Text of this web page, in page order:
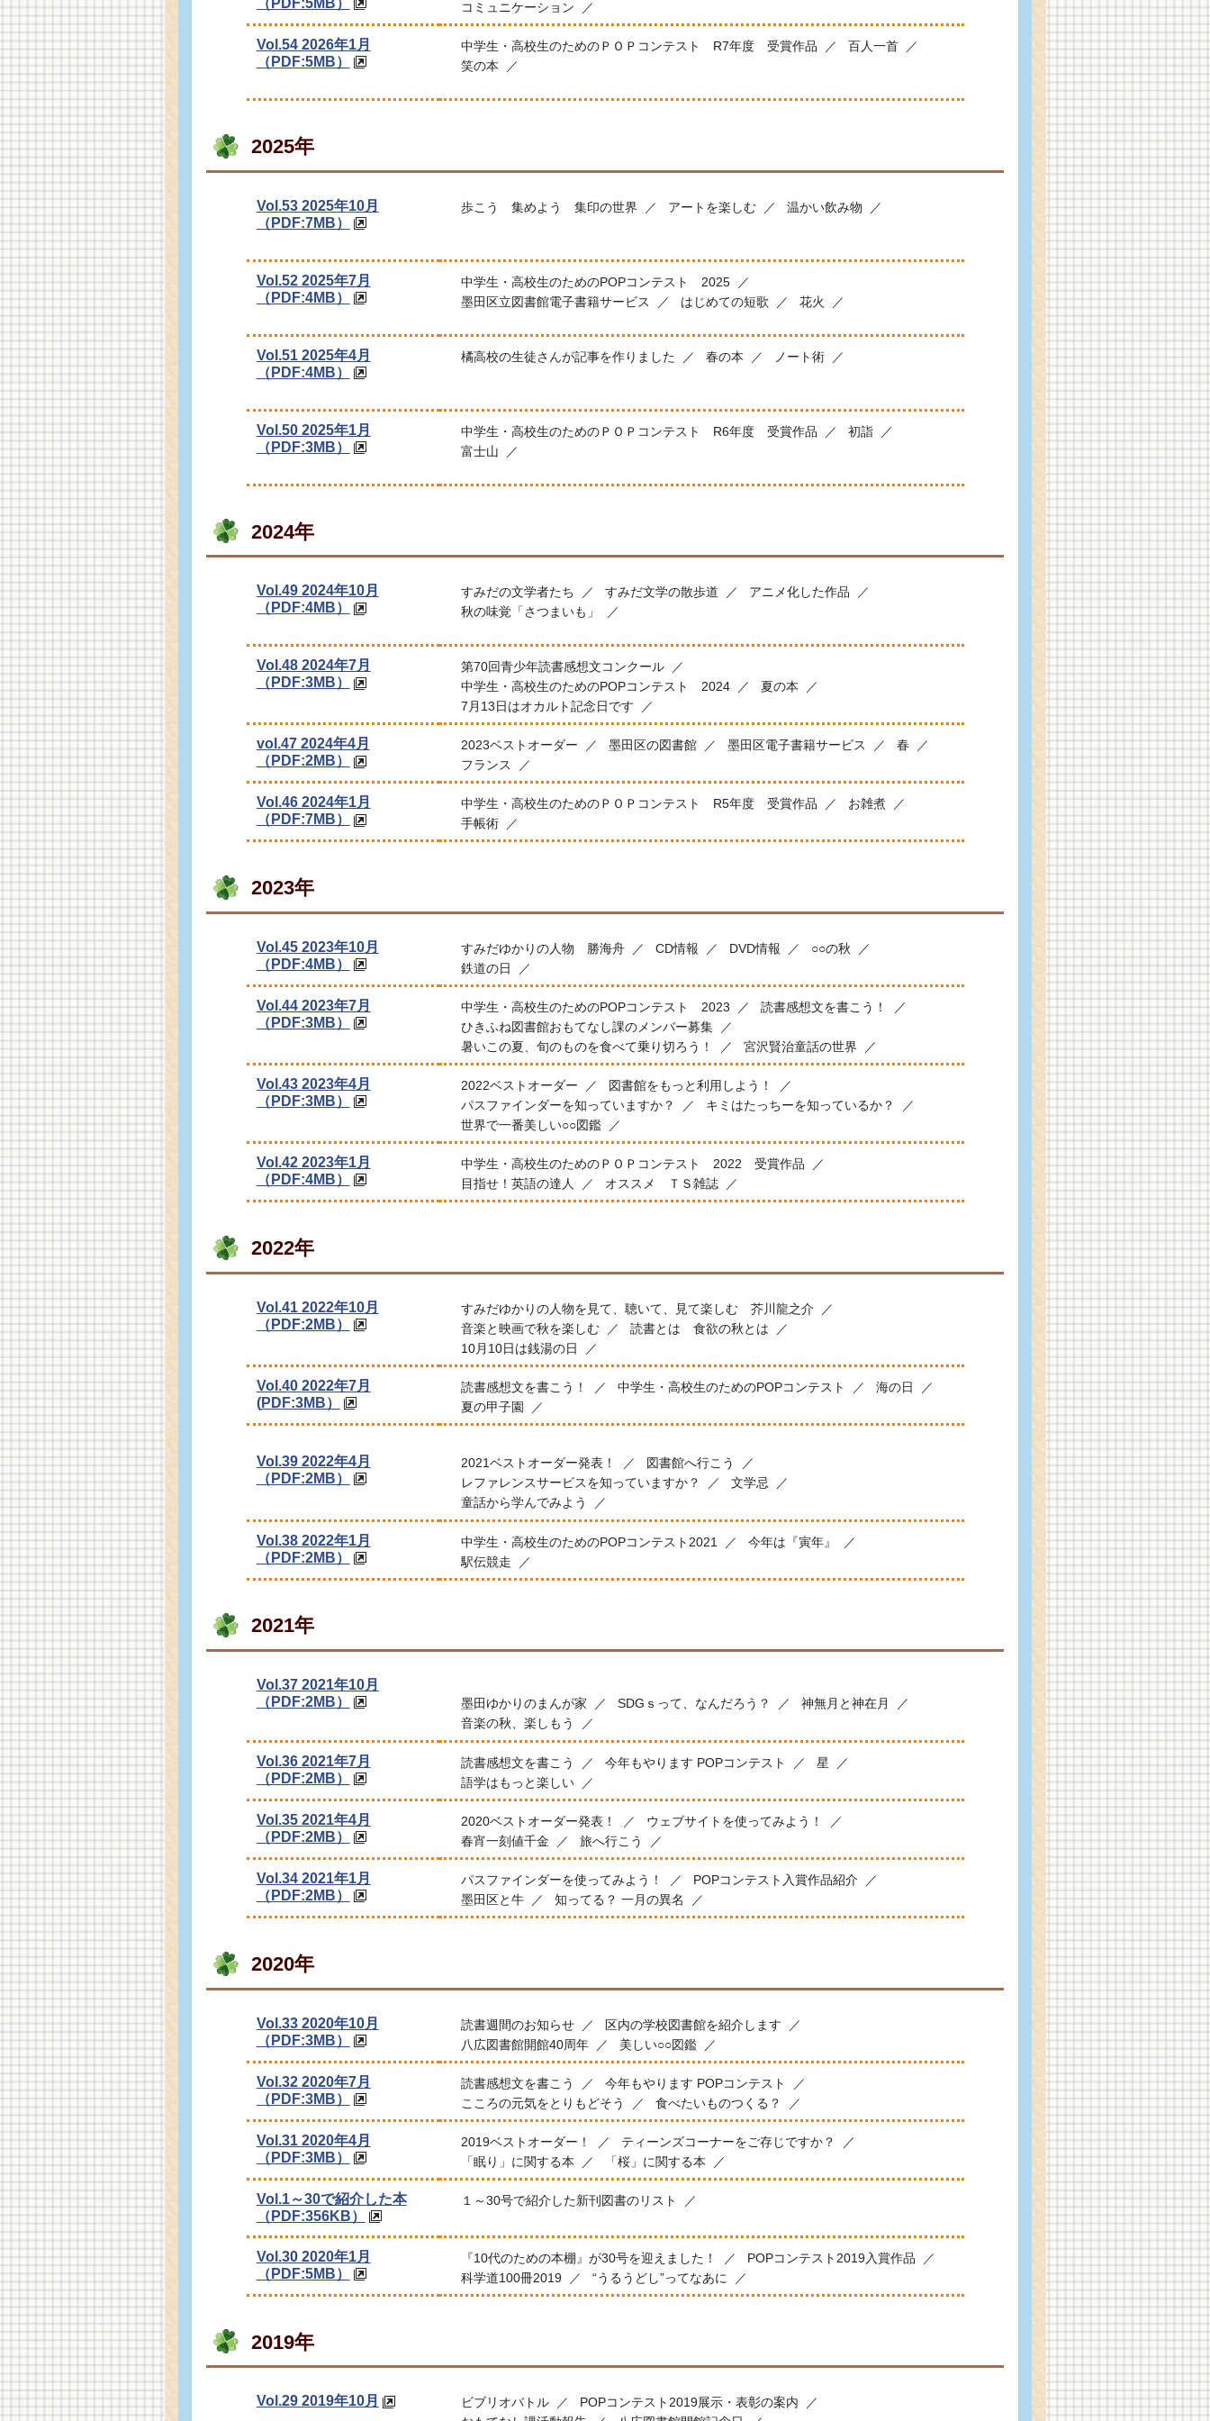
（PDF:5MB） コミュニケーション
Vol.54 2026年1月
（PDF:5MB）
中学生・高校生のためのＰＯＰコンテスト R7年度 受賞作品
百人一首
笑の本
2025年
Vol.53 2025年10月
（PDF:7MB）
歩こう 集めよう 集印の世界 アートを楽しむ 温かい飲み物
Vol.52 2025年7月
（PDF:4MB）
中学生・高校生のためのPOPコンテスト 2025
墨田区立図書館電子書籍サービス
はじめての短歌 花火
Vol.51 2025年4月
（PDF:4MB）
橘高校の生徒さんが記事を作りました 春の本 ノート術
Vol.50 2025年1月
（PDF:3MB）
中学生・高校生のためのＰＯＰコンテスト R6年度 受賞作品
初詣
富士山
2024年
Vol.49 2024年10月
（PDF:4MB）
すみだの文学者たち すみだ文学の散歩道
アニメ化した作品
秋の味覚「さつまいも」
Vol.48 2024年7月
（PDF:3MB）
第70回青少年読書感想文コンクール
中学生・高校生のためのPOPコンテスト 2024
夏の本
7月13日はオカルト記念日です
vol.47 2024年4月
（PDF:2MB）
2023ベストオーダー 墨田区の図書館 墨田区電子書籍サービス
春
フランス
Vol.46 2024年1月
（PDF:7MB）
中学生・高校生のためのＰＯＰコンテスト R5年度 受賞作品
お雑煮
手帳術
2023年
Vol.45 2023年10月
（PDF:4MB）
すみだゆかりの人物 勝海舟 CD情報 DVD情報
○○の秋
鉄道の日
Vol.44 2023年7月
（PDF:3MB）
中学生・高校生のためのPOPコンテスト 2023
読書感想文を書こう！
ひきふね図書館おもてなし課のメンバー募集
暑いこの夏、旬のものを食べて乗り切ろう！
宮沢賢治童話の世界
Vol.43 2023年4月
（PDF:3MB）
2022ベストオーダー
図書館をもっと利用しよう！
パスファインダーを知っていますか？
キミはたっちーを知っているか？
世界で一番美しい○○図鑑
Vol.42 2023年1月
（PDF:4MB）
中学生・高校生のためのＰＯＰコンテスト 2022 受賞作品
目指せ！英語の達人
オススメ ＴＳ雑誌
2022年
Vol.41 2022年10月
（PDF:2MB）
すみだゆかりの人物を見て、聴いて、見て楽しむ 芥川龍之介
音楽と映画で秋を楽しむ
読書とは 食欲の秋とは
10月10日は銭湯の日
Vol.40 2022年7月
(PDF:3MB）
読書感想文を書こう！ 中学生・高校生のためのPOPコンテスト
海の日
夏の甲子園
Vol.39 2022年4月
（PDF:2MB）
2021ベストオーダー発表！
図書館へ行こう
レファレンスサービスを知っていますか？
文学忌
童話から学んでみよう
Vol.38 2022年1月
（PDF:2MB）
中学生・高校生のためのPOPコンテスト2021
今年は『寅年』
駅伝競走
2021年
Vol.37 2021年10月
（PDF:2MB）
墨田ゆかりのまんが家 SDGｓって、なんだろう？
神無月と神在月
音楽の秋、楽しもう
Vol.36 2021年7月
（PDF:2MB）
読書感想文を書こう 今年もやります POPコンテスト
星
語学はもっと楽しい
Vol.35 2021年4月
（PDF:2MB）
2020ベストオーダー発表！
ウェブサイトを使ってみよう！
春宵一刻値千金
旅へ行こう
Vol.34 2021年1月
（PDF:2MB）
パスファインダーを使ってみよう！
POPコンテスト入賞作品紹介
墨田区と牛
知ってる？ 一月の異名
2020年
Vol.33 2020年10月
（PDF:3MB）
読書週間のお知らせ
区内の学校図書館を紹介します
八広図書館開館40周年
美しい○○図鑑
Vol.32 2020年7月
（PDF:3MB）
読書感想文を書こう
今年もやります POPコンテスト
こころの元気をとりもどそう
食べたいものつくる？
Vol.31 2020年4月
（PDF:3MB）
2019ベストオーダー！
ティーンズコーナーをご存じですか？
「眠り」に関する本
「桜」に関する本
Vol.1～30で紹介した本
（PDF:356KB）
１～30号で紹介した新刊図書のリスト
Vol.30 2020年1月
（PDF:5MB）
『10代のための本棚』が30号を迎えました！
POPコンテスト2019入賞作品
科学道100冊2019
“うるうどし”ってなあに
2019年
Vol.29 2019年10月 ビブリオバトル
POPコンテスト2019展示・表彰の案内